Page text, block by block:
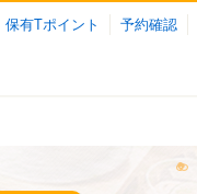
保有Tポイント 予約確認